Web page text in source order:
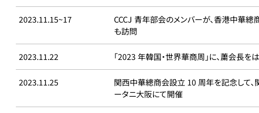
2023.11.15~17
CCCJ 青年部会のメンバーが、香港中華
も訪問
2023.11.22 「2023 年韓国・世界華商周」に、䔥会長を
2023.11.25
関西中華總商会設立 10 周年を記念して、
ータニ大阪にて開催